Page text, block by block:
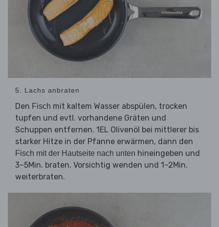
5. Lachs anbraten
Den Fisch mit kaltem Wasser abspülen, trocken
tupfen und evtl. vorhandene Gräten und
Schuppen entfernen. 1EL Olivenöl bei mittlerer bis
starker Hitze in der Pfanne erwärmen, dann den
Fisch mit der Hautseite nach unten hineingeben und
3–5Min. braten. Vorsichtig wenden und 1–2Min.
weiterbraten.